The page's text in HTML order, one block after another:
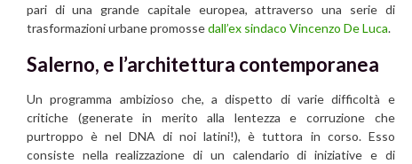
pari di una grande capitale europea, attraverso una serie di
trasformazioni urbane promossedall’ex sindaco Vincenzo De Luca.
Salerno, e l’architettura contemporanea
Un programma ambizioso che, a dispetto di varie difficoltà e
critiche (generate in merito alla lentezza e corruzione che
purtroppo è nel DNA di noi latini!), è tuttora in corso. Esso
consiste nella realizzazione di un calendario di iniziative e di